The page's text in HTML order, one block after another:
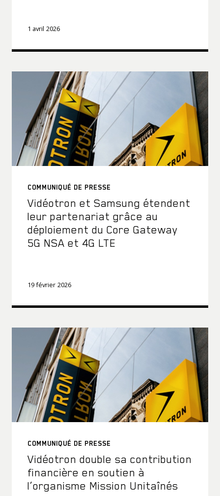
1 avril 2026
COMMUNIQUÉ DE PRESSE
Vidéotron et Samsung étendent
leur partenariat grâce au
déploiement du Core Gateway
5G NSA et 4G LTE
19 février 2026
COMMUNIQUÉ DE PRESSE
Vidéotron double sa contribution
financière en soutien à
l’organisme Mission Unitaînés